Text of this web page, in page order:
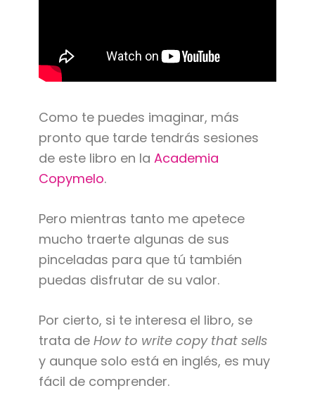
Como te puedes imaginar, más
pronto que tarde tendrás sesiones
de este libro en la Academia
Copymelo.
Pero mientras tanto me apetece
mucho traerte algunas de sus
pinceladas para que tú también
puedas disfrutar de su valor.
Por cierto, si te interesa el libro, se
trata de How to write copy that sells
y aunque solo está en inglés, es muy
fácil de comprender.